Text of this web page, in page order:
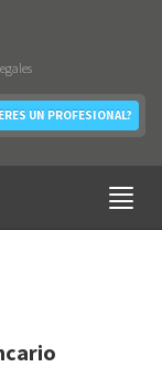
UN PROFESIONAL?